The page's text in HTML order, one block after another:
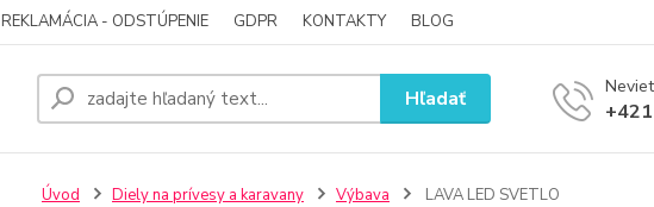
REKLAMÁCIA - ODSTÚPENIE GDPR KONTAKTY BLOG
Hľadať
Úvod Diely na prívesy a karavany Výbava LAVA LED SVETLO